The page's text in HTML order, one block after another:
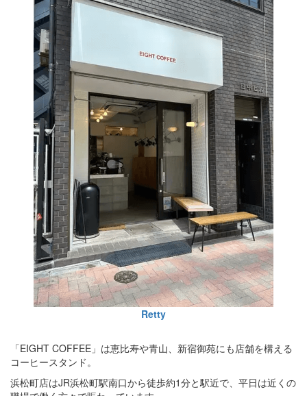
Retty
「EIGHT COFFEE」は恵比寿や青山、新宿御苑にも店舗を構える
コーヒースタンド。
浜松町店はJR浜松町駅南口から徒歩約1分と駅近で、平日は近くの